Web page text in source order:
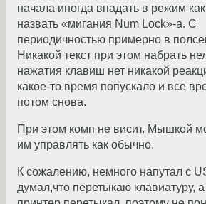
начала иногда впадать в режим
назвать «мигания Num Lock»-а. С
периодичностью примерно в
Никакой текст при этом набрать
нажатия клавиш нет никакой
какое-то время попускало и все
потом снова.
При этом комп не висит. Мышкой
им управлять как обычно.
К сожалению, немного напутал с
думал,что перетыкаю клавиатуру,